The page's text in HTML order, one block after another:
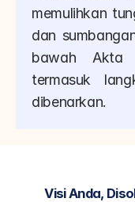
memulihkan
dan
bawah Akta
termasuk
dibenarkan.
Visi Anda,